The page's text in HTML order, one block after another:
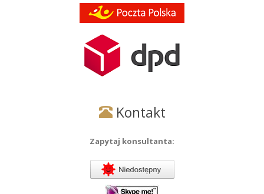
Kontakt
Zapytaj konsultanta: